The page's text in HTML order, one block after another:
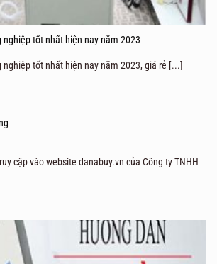
nghiệp tốt nhất hiện nay năm 2023
nghiệp tốt nhất hiện nay năm 2023, giá rẻ [...]
cập vào website danabuy.vn của Công ty TNHH